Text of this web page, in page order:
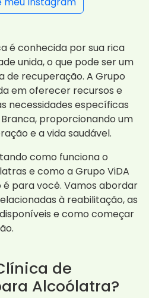
é conhecida por sua rica
unida, o que pode ser um
de recuperação. A Grupo
em oferecer recursos e
necessidades específicas
proporcionando um
e a vida saudável.
como funciona o
e como a Grupo ViDA
para você. Vamos abordar
à reabilitação, as
e como começar
de
Alcoólatra?